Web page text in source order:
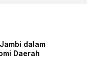
dalam
Daerah